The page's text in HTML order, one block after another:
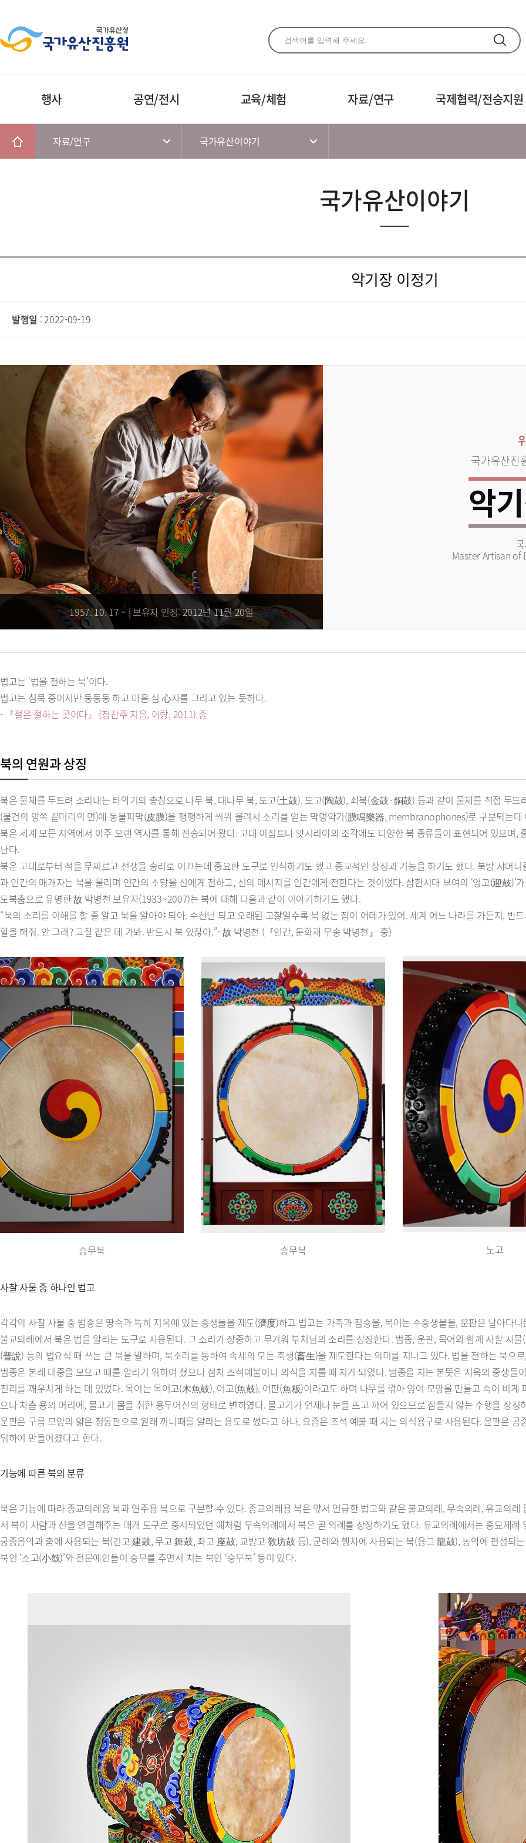
행사 공연/전시 교육/체험 자료/연구 국제협력/전승지원
자료/연구 국가유산이야기
국가유산이야기
악기장 이정기
발행일 : 2022-09-19
1957. 10. 17 ~ | 보유자 인정: 2012년 11월 20일
국가유산진
악
Master Artisan
법고는 ‘법을 전하는 북’이다.
법고는 침묵 중이지만 둥둥둥 하고 마음 심 心자를 그리고 있는 듯하다.
- 『절은 절하는 곳이다』 (정찬주 지음, 이랑, 2011) 중
북의 연원과 상징
북은 물체를 두드려 소리내는 타악기의 총칭으로 나무 북, 대나무 북, 토고(土鼓), 도고(陶鼓), 쇠북(金鼓·銅鼓) 등과 같이 물체를 직접 두
(물건의 양쪽 끝머리의 면)에 동물피막(皮膜)을 팽팽하게 씌워 울려서 소리를 얻는 막명악기(膜鳴樂器, membranophones)로 구분되는데
북은 세계 모든 지역에서 아주 오랜 역사를 통해 전승되어 왔다. 고대 이집트나 앗시리아의 조각에도 다양한 북 종류들이 표현되어 있으며,
난다.
북은 고대로부터 적을 무찌르고 전쟁을 승리로 이끄는데 중요한 도구로 인식하기도 했고 종교적인 상징과 기능을 하기도 했다. 북방 샤머
과 인간의 매개자는 북을 울리며 인간의 소망을 신에게 전하고, 신의 메시지를 인간에게 전한다는 것이었다. 삼한시대 부여의 ‘영고(迎鼓
도북춤으로 유명한 故 박병천 보유자(1933~2007)는 북에 대해 다음과 같이 이야기하기도 했다.
“북의 소리를 이해를 할 줄 알고 북을 알아야 되아. 수천년 되고 오래된 고찰일수록 북 없는 집이 어데가 있어. 세계 어느 나라를 가든지, 반
할을 해줘. 안 그래? 고찰 같은 데 가봐. 반드시 북 있잖아.”- 故 박병천 (『인간, 문화재 무송 박병천』 중)
승무북 승무북 노고
사찰 사물 중 하나인 법고
각각의 사찰 사물 중 범종은 땅속과 특히 지옥에 있는 중생들을 제도(濟度)하고 법고는 가축과 짐승을, 목어는 수중생물을, 운판은 날아다
불교의례에서 북은 법을 알리는 도구로 사용된다. 그 소리가 장중하고 무거워 부처님의 소리를 상징한다. 범종, 운판, 목어와 함께 사찰 사
(普說) 등의 법요식 때 쓰는 큰 북을 말하며, 북소리를 통하여 속세의 모든 축생(畜生)을 제도한다는 의미를 지니고 있다. 법을 전하는 북으
범종은 본래 대중을 모으고 때를 알리기 위하여 쳤으나 점차 조석예불이나 의식을 치를 때 치게 되었다. 범종을 치는 본뜻은 지옥의 중생
진리를 깨우치게 하는 데 있었다. 목어는 목어고(木魚鼓), 어고(魚鼓), 어판(魚板)이라고도 하며 나무를 깎아 잉어 모양을 만들고 속이 비
으나 차츰 용의 머리에, 물고기 몸을 취한 용두어신의 형태로 변하였다. 물고기가 언제나 눈을 뜨고 깨어 있으므로 잠들지 않는 수행을 상징
운판은 구름 모양의 얇은 청동판으로 원래 끼니때를 알리는 용도로 썼다고 하나, 요즘은 조석 예불 때 치는 의식용구로 사용된다. 운판은
위하여 만들어졌다고 한다.
기능에 따른 북의 분류
북은 기능에 따라 종교의례용 북과 연주용 북으로 구분할 수 있다. 종교의례용 북은 앞서 언급한 법고와 같은 불교의례, 무속의례, 유교의
서 북이 사람과 신을 연결해주는 매개 도구로 중시되었던 예처럼 무속의례에서 북은 곧 의례를 상징하기도 했다. 유교의례에서는 종묘제
궁중음악과 춤에 사용되는 북(건고 建鼓, 무고 舞鼓, 좌고 座鼓, 교방고 敎坊鼓 등), 군례와 행차에 사용되는 북(용고 龍鼓), 농악에 편성되는
북인 ‘소고(小鼓)’와 전문예인들이 승무를 추면서 치는 북인 ‘승무북’ 등이 있다.